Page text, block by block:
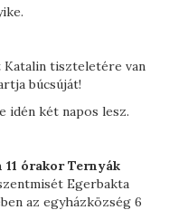
Katalin tiszteletére van
búcsúját!
idén két napos lesz.
órakor Ternyák
Egerbakta
az egyházközség 6